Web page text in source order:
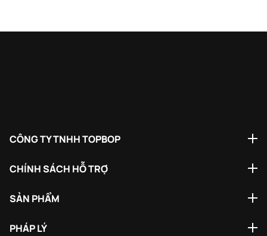
CÔNG TY TNHH TOPBOP
CHÍNH SÁCH HỖ TRỢ
SẢN PHẨM
PHÁP LÝ